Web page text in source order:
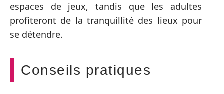
espaces de jeux, tandis que les adultes
profiteront de la tranquillité des lieux pour
se détendre.
Conseils pratiques